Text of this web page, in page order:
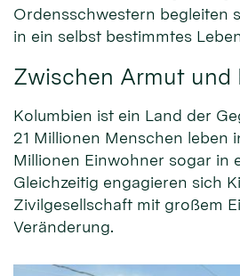
Ordensschwestern begleiten
in ein selbst bestimmtes
Zwischen Armut und
Kolumbien ist ein Land der
21 Millionen Menschen leben
Millionen Einwohner sogar in
Gleichzeitig engagieren sich
Zivilgesellschaft mit großem
Veränderung.